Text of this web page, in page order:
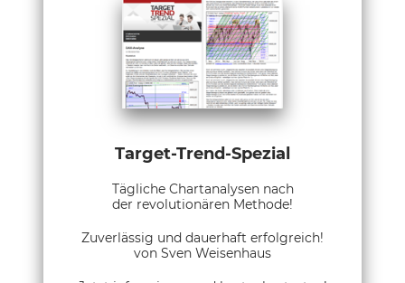
Target-Trend-Spezial
Tägliche Chartanalysen nach
der revolutionären Methode!
Zuverlässig und dauerhaft erfolgreich!
von Sven Weisenhaus